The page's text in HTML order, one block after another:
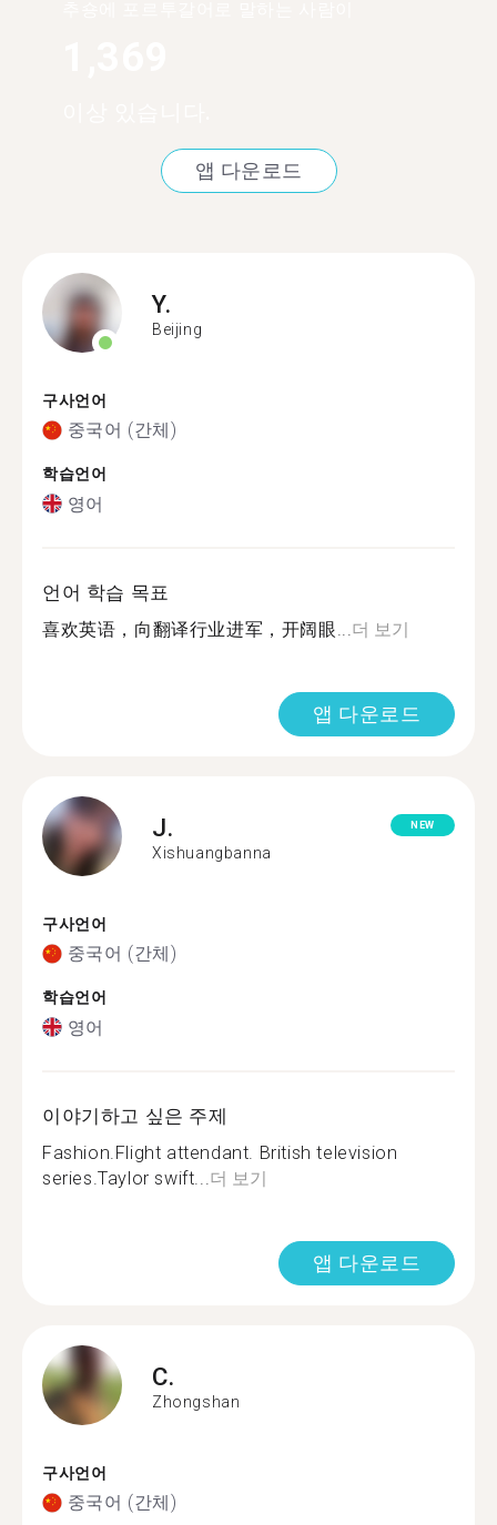
앱 다운로드
Y.
Beijing
구사언어
중국어 (간체)
학습언어
영어
언어 학습 목표
喜欢英语，向翻译行业进军，开阔眼... 더 보기
앱 다운로드
J.
Xishuangbanna
NEW
구사언어
중국어 (간체)
학습언어
영어
이야기하고 싶은 주제
Fashion.Flight attendant. British television
series.Taylor swift... 더 보기
앱 다운로드
C.
Zhongshan
구사언어
중국어 (간체)